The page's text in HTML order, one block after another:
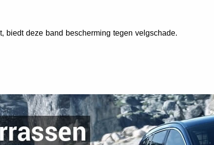
biedt deze band bescherming tegen velgschade.